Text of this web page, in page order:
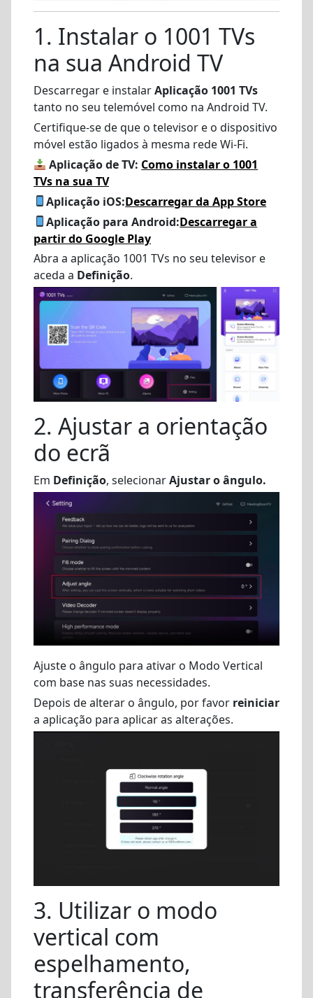
1. Instalar o 1001 TVs
na sua Android TV
Descarregar e instalarAplicação 1001 TVs
tanto no seu telemóvel como na Android TV.
Certifique-se de que o televisor e o dispositivo
móvel estão ligados à mesma rede Wi-Fi.
Aplicação de TV: Como instalar o 1001
TVs na sua TV
Aplicação iOS:Descarregar da App Store
Aplicação para Android:Descarregar a
partir do Google Play
Abra a aplicação 1001 TVs no seu televisor e
aceda a Definição.
2. Ajustar a orientação
do ecrã
Em Definição, selecionarAjustar o ângulo.
Ajuste o ângulo para ativar o Modo Vertical
com base nas suas necessidades.
Depois de alterar o ângulo, por favor reiniciar
a aplicação para aplicar as alterações.
3. Utilizar o modo
vertical com
espelhamento,
transferência de